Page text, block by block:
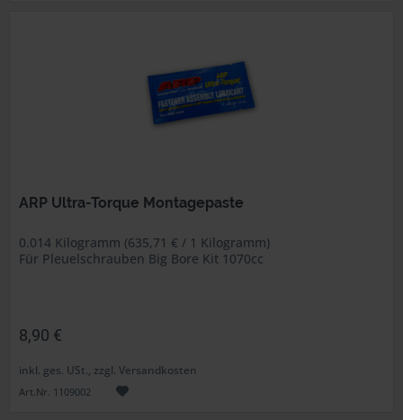
ARP Ultra-Torque Montagepaste
0.014 Kilogramm (635,71 € / 1 Kilogramm)
Für Pleuelschrauben Big Bore Kit 1070cc
8,90 €
inkl. ges. USt., zzgl. Versandkosten
Art.Nr. 1109002